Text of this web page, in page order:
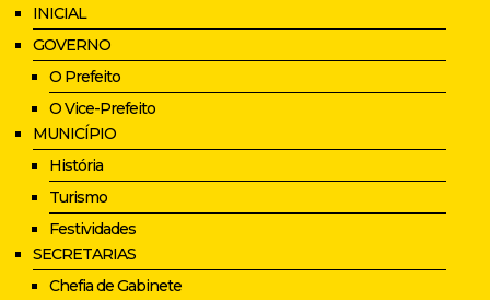
INICIAL
GOVERNO
O Prefeito
O Vice-Prefeito
MUNICÍPIO
História
Turismo
Festividades
SECRETARIAS
Chefia de Gabinete